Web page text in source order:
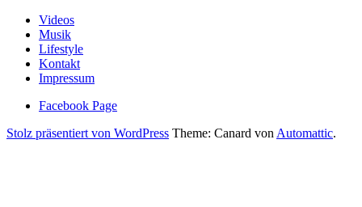
Videos
Musik
Lifestyle
Kontakt
Impressum
Facebook Page
Stolz präsentiert von WordPress Theme: Canard von Automattic.